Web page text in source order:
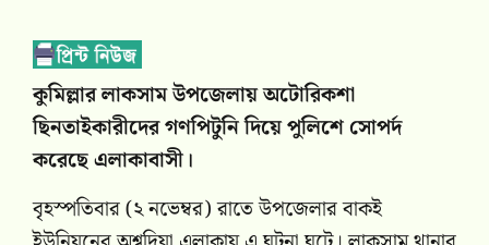
কুমিল্লার লাকসাম উপজেলায় অটোরিকশা
ছিনতাইকারীদের গণপিটুনি দিয়ে পুলিশে সোপর্দ
করেছে এলাকাবাসী।
বৃহস্পতিবার (২ নভেম্বর) রাতে উপজেলার বাকই